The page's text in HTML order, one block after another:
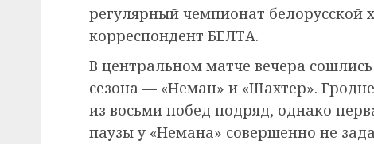
регулярный чемпионат белорусской
корреспондент БЕЛТА.
В центральном матче вечера
сезона — «Неман» и «Шахтер».
из восьми побед подряд, однако
паузы у «Немана» совершенно не